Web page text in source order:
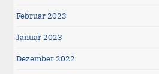
Februar 2023
Januar 2023
Dezember 2022